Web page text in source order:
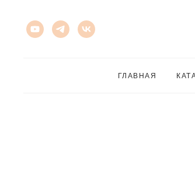
ГЛАВНАЯ